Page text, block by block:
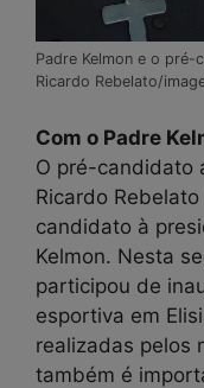
Padre Kelmon e o
Ricardo Rebelato/
Com o Padre
O pré-candidato
Ricardo
candidato à
Kelmon. Nesta
participou de
esportiva em
realizadas pelos
também é